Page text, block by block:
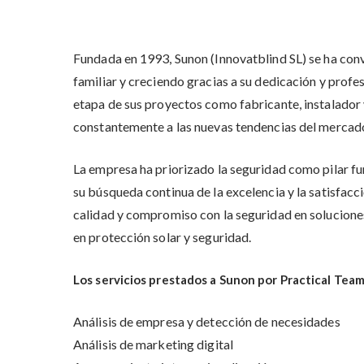
Fundada en 1993, Sunon (Innovatblind SL) se ha
familiar y creciendo gracias a su dedicación y
etapa de sus proyectos como fabricante,
constantemente a las nuevas tendencias del
La empresa ha priorizado la seguridad como pilar
su búsqueda continua de la excelencia y la
calidad y compromiso con la seguridad en
en protección solar y seguridad.
Los servicios prestados a Sunon por Practical
Análisis de empresa y detección de necesidades
Análisis de marketing digital